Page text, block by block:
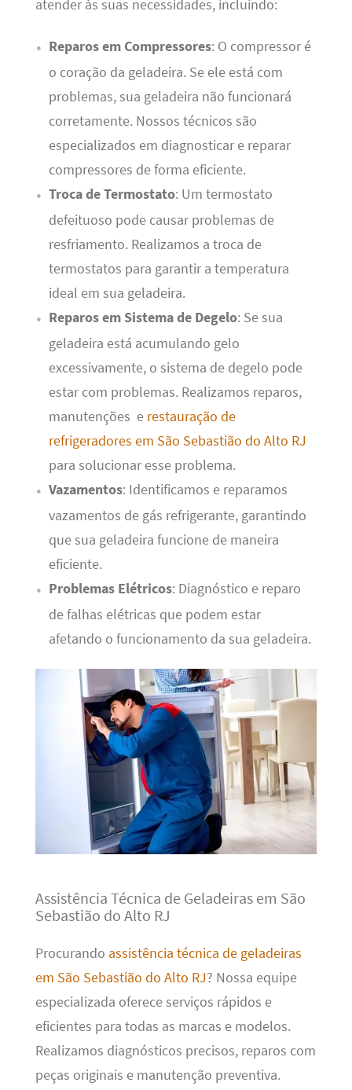
atender às suas necessidades, incluindo:
Reparos em Compressores: O compressor é
o coração da geladeira. Se ele está com
problemas, sua geladeira não funcionará
corretamente. Nossos técnicos são
especializados em diagnosticar e reparar
compressores de forma eficiente.
Troca de Termostato: Um termostato
defeituoso pode causar problemas de
resfriamento. Realizamos a troca de
termostatos para garantir a temperatura
ideal em sua geladeira.
Reparos em Sistema de Degelo: Se sua
geladeira está acumulando gelo
excessivamente, o sistema de degelo pode
estar com problemas. Realizamos reparos,
manutenções e restauração de
refrigeradores em São Sebastião do Alto RJ
para solucionar esse problema.
Vazamentos: Identificamos e reparamos
vazamentos de gás refrigerante, garantindo
que sua geladeira funcione de maneira
eficiente.
Problemas Elétricos: Diagnóstico e reparo
de falhas elétricas que podem estar
afetando o funcionamento da sua geladeira.
Assistência Técnica de Geladeiras em São
Sebastião do Alto RJ
Procurando assistência técnica de geladeiras
em São Sebastião do Alto RJ? Nossa equipe
especializada oferece serviços rápidos e
eficientes para todas as marcas e modelos.
Realizamos diagnósticos precisos, reparos com
peças originais e manutenção preventiva.